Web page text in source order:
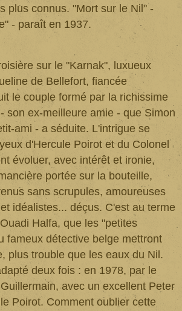
plus connus. "Mort sur le Nil" -
- paraît en 1937.
sur le "Karnak", luxueux
de Bellefort, fiancée
le couple formé par la richissime
son ex-meilleure amie - que Simon
ami - a séduite. L'intrigue se
d'Hercule Poirot et du Colonel
évoluer, avec intérêt et ironie,
portée sur la bouteille,
sans scrupules, amoureuses
idéalistes... déçus. C'est au terme
Halfa, que les "petites
fameux détective belge mettront
plus trouble que les eaux du Nil.
deux fois : en 1978, par le
avec un excellent Peter
Poirot. Comment oublier cette